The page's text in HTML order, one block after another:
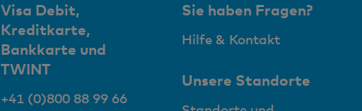
Visa Debit,
Kreditkarte,
Bankkarte und
TWINT
+41 (0)800 88 99 66
Sie haben Fragen?
Hilfe & Kontakt
Unsere Standorte